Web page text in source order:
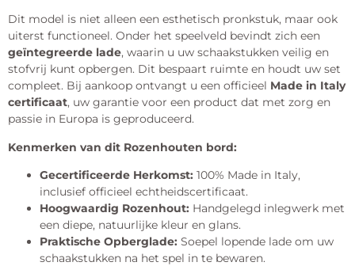
Dit model is niet alleen een esthetisch pronkstuk, maar ook
uiterst functioneel. Onder het speelveld bevindt zich een
geïntegreerde lade, waarin u uw schaakstukken veilig en
stofvrij kunt opbergen. Dit bespaart ruimte en houdt uw set
compleet. Bij aankoop ontvangt u een officieel Made in Italy
certificaat, uw garantie voor een product dat met zorg en
passie in Europa is geproduceerd.
Kenmerken van dit Rozenhouten bord:
Gecertificeerde Herkomst: 100% Made in Italy,
inclusief officieel echtheidscertificaat.
Hoogwaardig Rozenhout: Handgelegd inlegwerk met
een diepe, natuurlijke kleur en glans.
Praktische Opberglade: Soepel lopende lade om uw
schaakstukken na het spel in te bewaren.